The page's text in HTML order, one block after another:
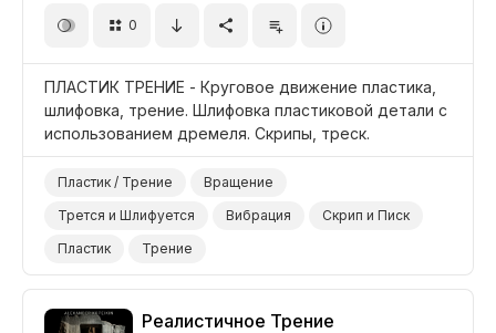
0
ПЛАСТИК ТРЕНИЕ - Круговое движение пластика,
шлифовка, трение. Шлифовка пластиковой детали с
использованием дремеля. Скрипы, треск.
Пластик / Трение
Вращение
Трется и Шлифуется
Вибрация
Скрип и Писк
Пластик
Трение
Реалистичное Трение